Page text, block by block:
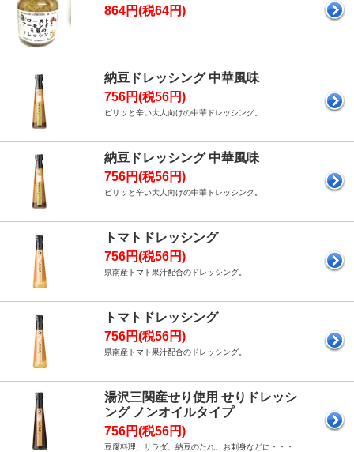
864円(税64円)
納豆ドレッシング 中華風味
756円(税56円)
ピリッと辛い大人向けの中華ドレッシング。
納豆ドレッシング 中華風味
756円(税56円)
ピリッと辛い大人向けの中華ドレッシング。
トマトドレッシング
756円(税56円)
県南産トマト果汁配合のドレッシング。
トマトドレッシング
756円(税56円)
県南産トマト果汁配合のドレッシング。
湯沢三関産せり使用 せりドレッシ
ング ノンオイルタイプ
756円(税56円)
豆腐料理、サラダ、納豆のたれ、お刺身などに・・・